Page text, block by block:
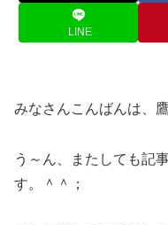
LINE
みなさんこんばんは、
う～ん、またしても記
す。＾＾；